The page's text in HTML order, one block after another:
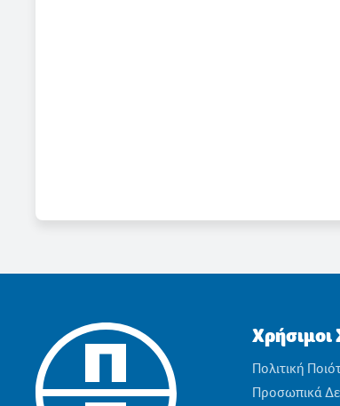
Χρήσιμοι
Πολιτική
Προσωπικά